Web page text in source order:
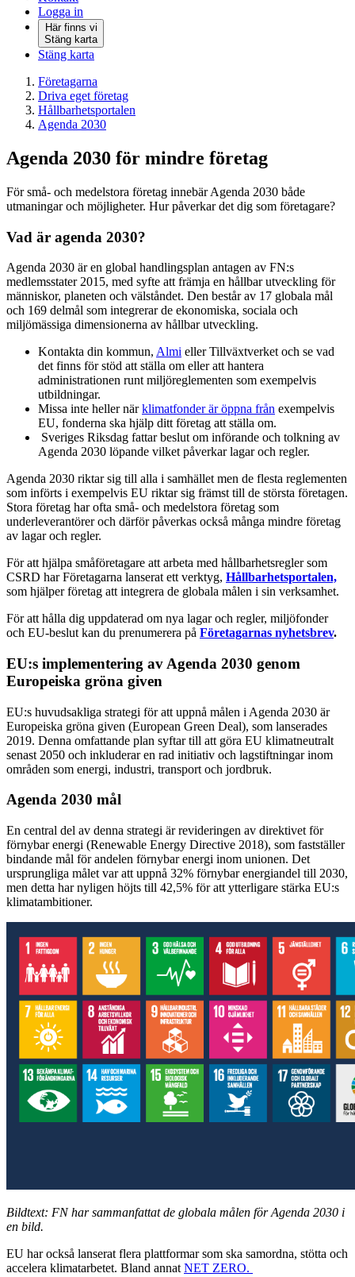
Logga in
Här finns vi
Stäng karta
Stäng karta
Företagarna
Driva eget företag
Hållbarhetsportalen
Agenda 2030
Agenda 2030 för mindre företag
För små- och medelstora företag innebär Agenda 2030 både
utmaningar och möjligheter. Hur påverkar det dig som företagare?
Vad är agenda 2030?
Agenda 2030 är en global handlingsplan antagen av FN:s
medlemsstater 2015, med syfte att främja en hållbar utveckling för
människor, planeten och välståndet. Den består av 17 globala mål
och 169 delmål som integrerar de ekonomiska, sociala och
miljömässiga dimensionerna av hållbar utveckling.
Kontakta din kommun, Almi eller Tillväxtverket och se vad
det finns för stöd att ställa om eller att hantera
administrationen runt miljöreglementen som exempelvis
utbildningar.
Missa inte heller närklimatfonder är öppna från exempelvis
EU, fonderna ska hjälp ditt företag att ställa om.
Sveriges Riksdag fattar beslut om införande och tolkning av
Agenda 2030 löpande vilket påverkar lagar och regler.
Agenda 2030 riktar sig till alla i samhället men de flesta reglementen
som införts i exempelvis EU riktar sig främst till de största företagen.
Stora företag har ofta små- och medelstora företag som
underleverantörer och därför påverkas också många mindre företag
av lagar och regler.
För att hjälpa småföretagare att arbeta med hållbarhetsregler som
CSRD har Företagarna lanserat ett verktyg, Hållbarhetsportalen,
som hjälper företag att integrera de globala målen i sin verksamhet.
För att hålla dig uppdaterad om nya lagar och regler, miljöfonder
och EU-beslut kan du prenumerera på Företagarnas nyhetsbrev.
EU:s implementering av Agenda 2030 genom
Europeiska gröna given
EU:s huvudsakliga strategi för att uppnå målen i Agenda 2030 är
Europeiska gröna given (European Green Deal), som lanserades
2019. Denna omfattande plan syftar till att göra EU klimatneutralt
senast 2050 och inkluderar en rad initiativ och lagstiftningar inom
områden som energi, industri, transport och jordbruk.
Agenda 2030 mål
En central del av denna strategi är revideringen av direktivet för
förnybar energi (Renewable Energy Directive 2018), som fastställer
bindande mål för andelen förnybar energi inom unionen. Det
ursprungliga målet var att uppnå 32% förnybar energiandel till 2030,
men detta har nyligen höjts till 42,5% för att ytterligare stärka EU:s
klimatambitioner.
Bildtext: FN har sammanfattat de globala målen för Agenda 2030 i
en bild.
EU har också lanserat flera plattformar som ska samordna, stötta och
accelera klimatarbetet. Bland annat NET ZERO.